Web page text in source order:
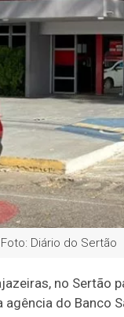
Foto: Diário do Sertão
no Sertão
do Banco